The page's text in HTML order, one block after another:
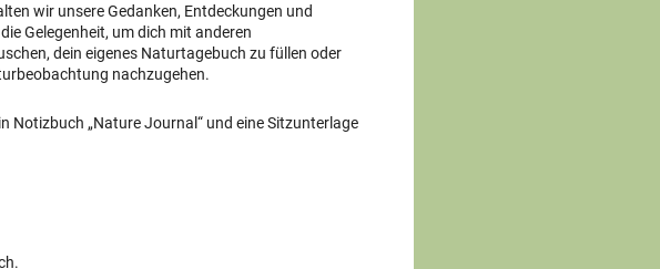
wir unsere Gedanken, Entdeckungen und
Gelegenheit, um dich mit anderen
dein eigenes Naturtagebuch zu füllen oder
nachzugehen.
Notizbuch „Nature Journal“ und eine Sitzunterlage